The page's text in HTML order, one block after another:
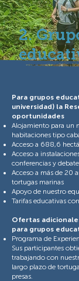
2.
Para grupos
universidad) la
oportunidades
Alojamiento para un
habitaciones tipo
Acceso a 688,6
Acceso a
conferencias y
Acceso a más de 20
tortugas marinas
Apoyo de nuestro
Tarifas educativas
Ofertas
para grupos
Programa de
Sus participantes
trabajando con
largo plazo de
presas.